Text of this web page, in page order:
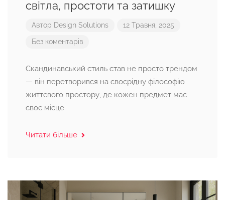
світла, простоти та затишку
Автор Design Solutions 12 Травня, 2025
Без коментарів
Скандинавський стиль став не просто трендом
— він перетворився на своєрідну філософію
життєвого простору, де кожен предмет має
своє місце
Читати більше